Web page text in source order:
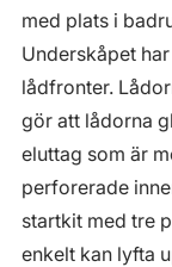
med plats i
Underskåpet
lådfronter.
gör att lådorna
eluttag som är
perforerade
startkit med tre
enkelt kan lyfta